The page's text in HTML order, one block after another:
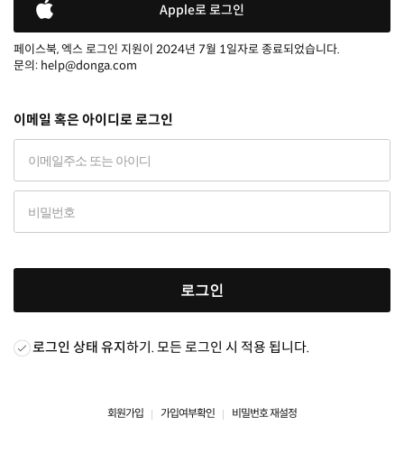
Apple로 로그인
페이스북, 엑스 로그인 지원이 2024년 7월 1일자로 종료되었습니다.
문의: help@donga.com
이메일 혹은 아이디로 로그인
로그인
로그인 상태 유지하기. 모든 로그인 시 적용 됩니다.
회원가입 가입여부확인 비밀번호 재설정